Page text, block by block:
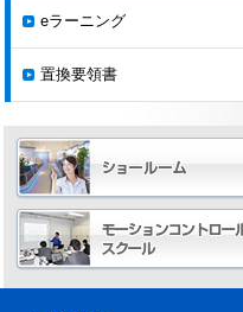
eラーニング
置換要領書